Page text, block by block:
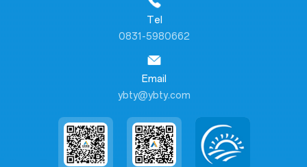
Tel
0831-5980662
Email
ybty@ybty.com